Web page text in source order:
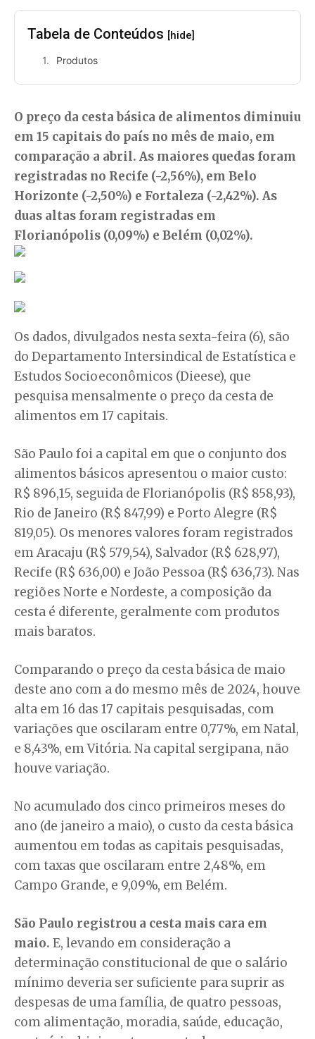
Tabela de Conteúdos [hide]
Produtos
O preço da cesta básica de alimentos diminuiu
em 15 capitais do país no mês de maio, em
comparação a abril. As maiores quedas foram
registradas no Recife (-2,56%), em Belo
Horizonte (-2,50%) e Fortaleza (-2,42%). As
duas altas foram registradas em
Florianópolis (0,09%) e Belém (0,02%).
Os dados, divulgados nesta sexta-feira (6), são
do Departamento Intersindical de Estatística e
Estudos Socioeconômicos (Dieese), que
pesquisa mensalmente o preço da cesta de
alimentos em 17 capitais.
São Paulo foi a capital em que o conjunto dos
alimentos básicos apresentou o maior custo:
R$ 896,15, seguida de Florianópolis (R$ 858,93),
Rio de Janeiro (R$ 847,99) e Porto Alegre (R$
819,05). Os menores valores foram registrados
em Aracaju (R$ 579,54), Salvador (R$ 628,97),
Recife (R$ 636,00) e João Pessoa (R$ 636,73). Nas
regiões Norte e Nordeste, a composição da
cesta é diferente, geralmente com produtos
mais baratos.
Comparando o preço da cesta básica de maio
deste ano com a do mesmo mês de 2024, houve
alta em 16 das 17 capitais pesquisadas, com
variações que oscilaram entre 0,77%, em Natal,
e 8,43%, em Vitória. Na capital sergipana, não
houve variação.
No acumulado dos cinco primeiros meses do
ano (de janeiro a maio), o custo da cesta básica
aumentou em todas as capitais pesquisadas,
com taxas que oscilaram entre 2,48%, em
Campo Grande, e 9,09%, em Belém.
São Paulo registrou a cesta mais cara em
maio. E, levando em consideração a
determinação constitucional de que o salário
mínimo deveria ser suficiente para suprir as
despesas de uma família, de quatro pessoas,
com alimentação, moradia, saúde, educação,